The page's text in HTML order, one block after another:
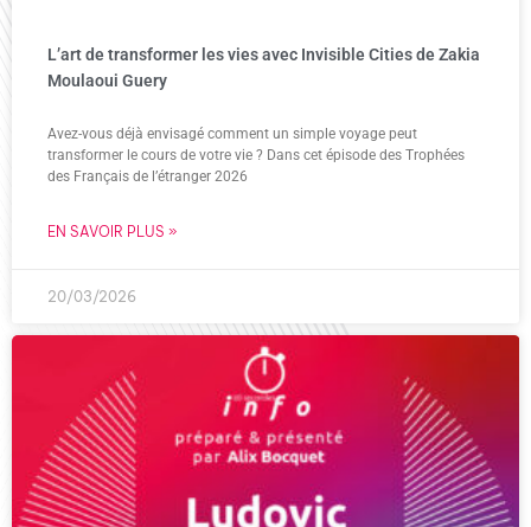
L’art de transformer les vies avec Invisible Cities de Zakia
Moulaoui Guery
Avez-vous déjà envisagé comment un simple voyage peut
transformer le cours de votre vie ? Dans cet épisode des Trophées
des Français de l’étranger 2026
EN SAVOIR PLUS »
20/03/2026